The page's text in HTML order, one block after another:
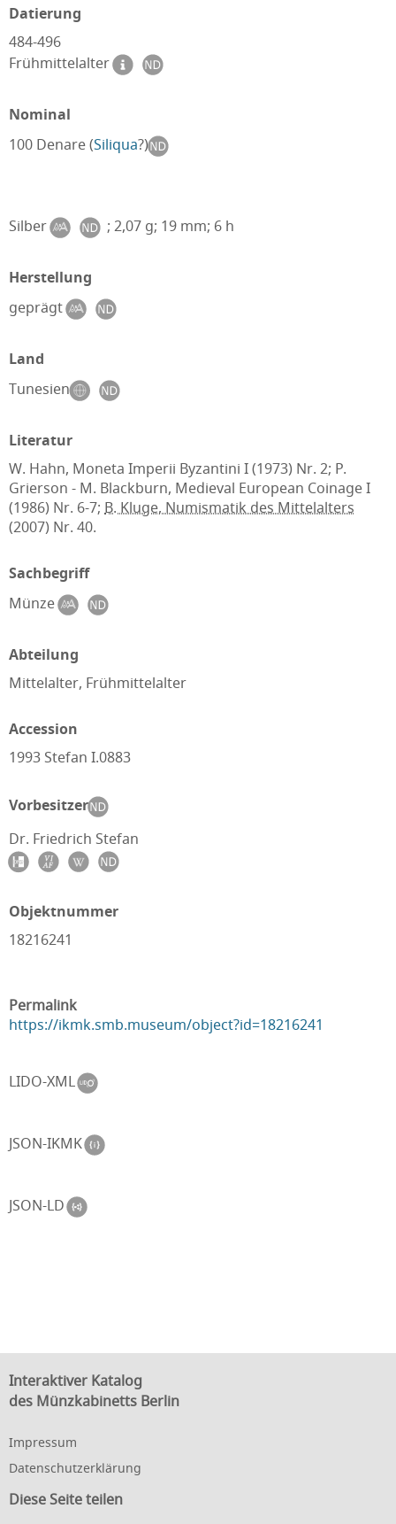
Datierung
484-496
Frühmittelalter
Nominal
100 Denare (Siliqua?)
Silber ; 2,07 g; 19 mm; 6 h
Herstellung
geprägt
Land
Tunesien
Literatur
W. Hahn, Moneta Imperii Byzantini I (1973) Nr. 2; P.
Grierson - M. Blackburn, Medieval European Coinage I
(1986) Nr. 6-7; B. Kluge, Numismatik des Mittelalters
(2007) Nr. 40.
Sachbegriff
Münze
Abteilung
Mittelalter, Frühmittelalter
Accession
1993 Stefan I.0883
Vorbesitzer
Dr. Friedrich Stefan
Objektnummer
18216241
Permalink
https://ikmk.smb.museum/object?id=18216241
LIDO-XML
JSON-IKMK
JSON-LD
Interaktiver Katalog
des Münzkabinetts Berlin
Impressum
Datenschutzerklärung
Diese Seite teilen